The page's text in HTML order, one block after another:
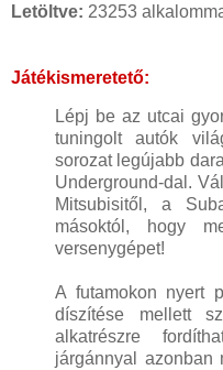
Letöltve: 23253
Játékismeretető:
Lépj be az utcai
tuningolt autók
sorozat legújabb
Underground-dal.
Mitsubisitől, a
másoktól, hogy
versenygépet!
A futamokon nyert
díszítése mellett
alkatrészre
járgánnyal